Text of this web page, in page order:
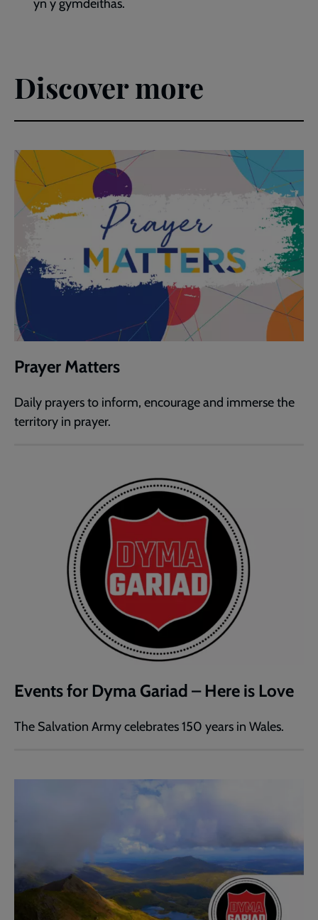
yn y gymdeithas.
Discover more
Prayer Matters
Daily prayers to inform, encourage and immerse the
territory in prayer.
Events for Dyma Gariad – Here is Love
The Salvation Army celebrates 150 years in Wales.